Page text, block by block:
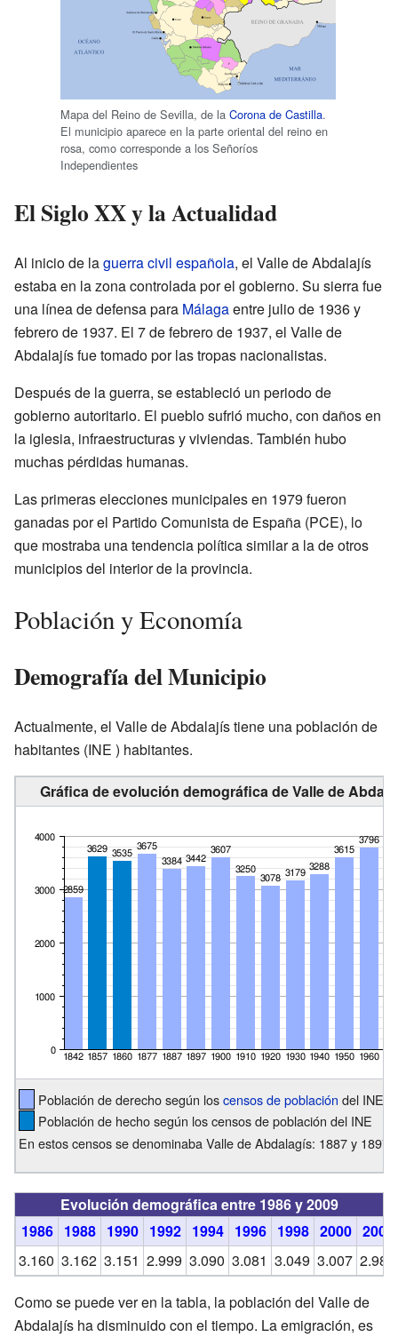
Mapa del Reino de Sevilla, de la Corona de Castilla.
El municipio aparece en la parte oriental del reino en
rosa, como corresponde a los Señoríos
Independientes
El Siglo XX y la Actualidad
Al inicio de laguerra civil española, el Valle de Abdalajís
estaba en la zona controlada por el gobierno. Su sierra fue
una línea de defensa para Málagaentre julio de 1936 y
febrero de 1937. El 7 de febrero de 1937, el Valle de
Abdalajís fue tomado por las tropas nacionalistas.
Después de la guerra, se estableció un periodo de
gobierno autoritario. El pueblo sufrió mucho, con daños en
la iglesia, infraestructuras y viviendas. También hubo
muchas pérdidas humanas.
Las primeras elecciones municipales en 1979 fueron
ganadas por el Partido Comunista de España (PCE), lo
que mostraba una tendencia política similar a la de otros
municipios del interior de la provincia.
Población y Economía
Demografía del Municipio
Actualmente, el Valle de Abdalajís tiene una población de
habitantes (INE ) habitantes.
Gráfica de evolución demográfica de Valle de
Población de derecho según loscensos de población del INE
Población de hecho según los censos de población del INE
En estos censos se denominaba Valle de Abdalagís: 1887 y 1897
Evolución demográfica entre 1986 y 2009
1986 1988 1990 1992 1994 1996 1998 2000 2002
3.160 3.162 3.151 2.999 3.090 3.081 3.049 3.007 2.981
Como se puede ver en la tabla, la población del Valle de
Abdalajís ha disminuido con el tiempo. La emigración, es